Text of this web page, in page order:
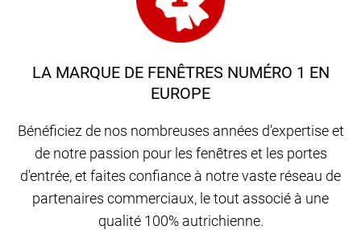
LA MARQUE DE FENÊTRES NUMÉRO 1 EN
EUROPE
Bénéficiez de nos nombreuses années d'expertise et
de notre passion pour les fenêtres et les portes
d'entrée, et faites confiance à notre vaste réseau de
partenaires commerciaux, le tout associé à une
qualité 100% autrichienne.